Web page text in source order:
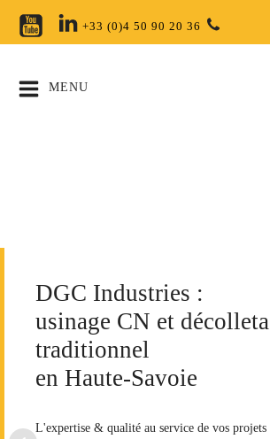
+33 (0)4 50 90 20 36
MENU
DGC Industries :
usinage CN et
traditionnel
en Haute-Savoie
L'expertise & qualité au service de vos projets